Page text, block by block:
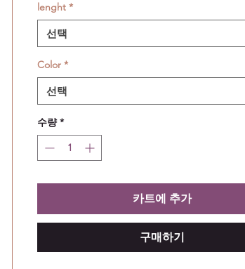
lenght *
선택
Color *
선택
수량 *
카트에 추가
구매하기